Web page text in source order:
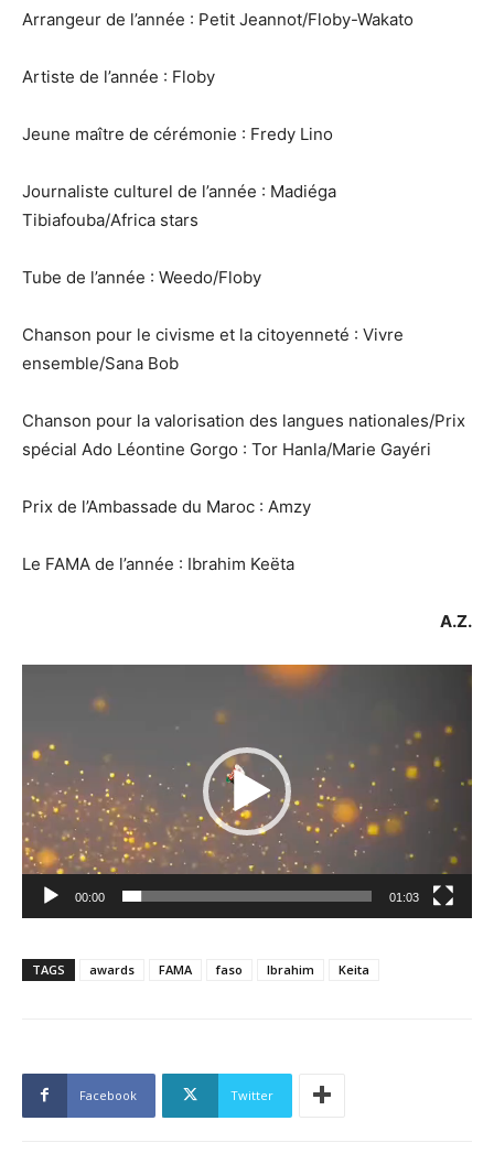
Arrangeur de l’année : Petit Jeannot/Floby-Wakato
Artiste de l’année : Floby
Jeune maître de cérémonie : Fredy Lino
Journaliste culturel de l’année : Madiéga
Tibiafouba/Africa stars
Tube de l’année : Weedo/Floby
Chanson pour le civisme et la citoyenneté : Vivre
ensemble/Sana Bob
Chanson pour la valorisation des langues nationales/Prix
spécial Ado Léontine Gorgo : Tor Hanla/Marie Gayéri
Prix de l’Ambassade du Maroc : Amzy
Le FAMA de l’année : Ibrahim Keëta
A.Z.
Lecteur
00:00 01:03
TAGS awards FAMA faso Ibrahim Keita
Facebook Twitter